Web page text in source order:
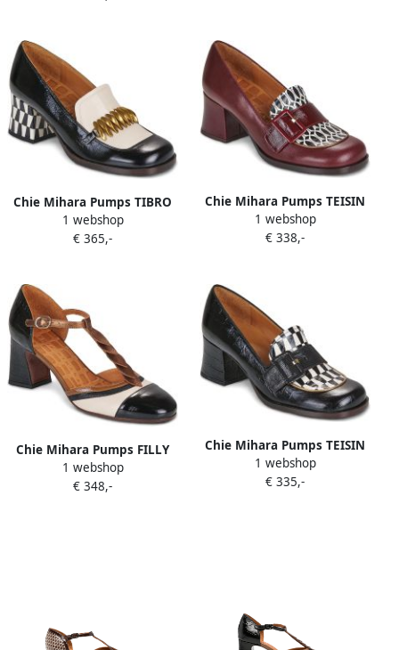
Chie Mihara Pumps TIBRO
1 webshop
€ 365,-
Chie Mihara Pumps TEISIN
1 webshop
€ 338,-
Chie Mihara Pumps FILLY
1 webshop
€ 348,-
Chie Mihara Pumps TEISIN
1 webshop
€ 335,-